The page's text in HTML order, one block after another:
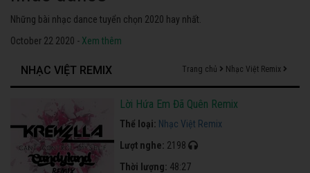
Những bài nhạc dance tuyển chọn 2020 hay nhất.
October 22 2020 - Xem thêm
NHẠC VIỆT REMIX Trang chủ Nhạc Việt Remix
Lời Hứa Em Đã Quên Remix
Thể loại: Nhạc Việt Remix
Lượt nghe: 2198
Thời lượng: 48:27